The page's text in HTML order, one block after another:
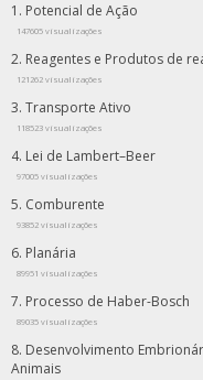
Potencial de Ação
147605 visualizações
Reagentes e Produtos de
121262 visualizações
Transporte Ativo
118523 visualizações
Lei de Lambert–Beer
97005 visualizações
Comburente
93852 visualizações
Planária
89951 visualizações
Processo de Haber-Bosch
89035 visualizações
Desenvolvimento
Animais